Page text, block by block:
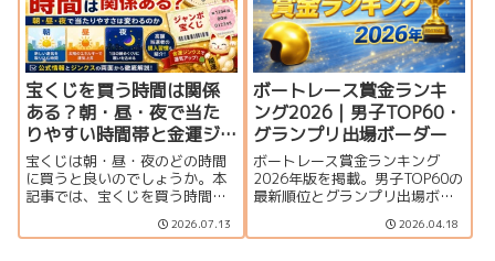
宝くじを買う時間は関係
ある？朝・昼・夜で当た
りやすい時間帯と金運ジ
ンクスを解説
宝くじは朝・昼・夜のどの時間
に買うと良いのでしょうか。本
記事では、宝くじを買う時間と
ジンクス、一粒万倍日や天赦日
2026.07.13
ボートレース賞金ランキ
ング2026｜男子TOP60・
グランプリ出場ボーダー
ボートレース賞金ランキング
2026年版を掲載。男子TOP60の
最新順位とグランプリ出場ボー
2026.04.18